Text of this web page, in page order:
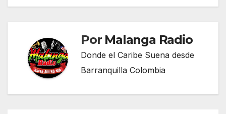
Por Malanga Radio
Donde el Caribe Suena desde
Barranquilla Colombia